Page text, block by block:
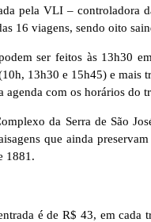
pela VLI – controladora
16 viagens, sendo oito
ser feitos às 13h30
13h30 e 15h45) e
agenda com os horários do
da Serra de São
que ainda
1881.
é de R$ 43, em cada